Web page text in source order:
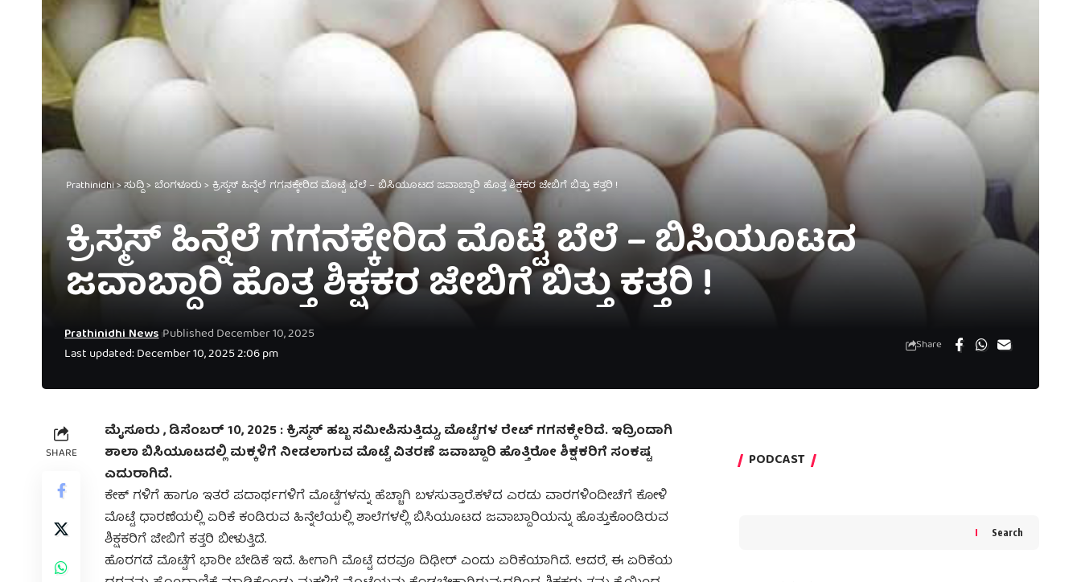
Prathinidhi>ಸುದ್ದಿ>ಬೆಂಗಳೂರು>ಕ್ರಿಸ್ಮಸ್‌ ಹಿನ್ನೆಲೆ ಗಗನಕ್ಕೇರಿದ ಮೊಟ್ಟೆ ಬೆಲೆ – ಬಿಸಿಯೂಟದ ಜವಾಬ್ದಾರಿ ಹೊತ್ತ ಶಿಕ್ಷಕರ ಜೇಬಿಗೆ ಬಿತ್ತು ಕತ್ತರಿ !
ಕ್ರಿಸ್ಮಸ್‌ ಹಿನ್ನೆಲೆ ಗಗನಕ್ಕೇರಿದ ಮೊಟ್ಟೆ ಬೆಲೆ – ಬಿಸಿಯೂಟದ
ಜವಾಬ್ದಾರಿ ಹೊತ್ತ ಶಿಕ್ಷಕರ ಜೇಬಿಗೆ ಬಿತ್ತು ಕತ್ತರಿ !
Last updated: December 10, 2025 2:06 pm
Prathinidhi News Published December 10, 2025 Share
SHARE
ಮೈಸೂರು , ಡಿಸೆಂಬರ್‌ 10, 2025 : ಕ್ರಿಸ್ಮಸ್ ಹಬ್ಬ ಸಮೀಪಿಸುತ್ತಿದ್ದು, ಮೊಟ್ಟೆಗಳ ರೇಟ್ ಗಗನಕ್ಕೇರಿದೆ. ಇದ್ರಿಂದಾಗಿ
ಶಾಲಾ ಬಿಸಿಯೂಟದಲ್ಲಿ ಮಕ್ಕಳಿಗೆ ನೀಡಲಾಗುವ ಮೊಟ್ಟೆ ವಿತರಣೆ ಜವಾಬ್ದಾರಿ ಹೊತ್ತಿರೋ ಶಿಕ್ಷಕರಿಗೆ ಸಂಕಷ್ಟ
ಎದುರಾಗಿದೆ.
ಕೇಕ್ ಗಳಿಗೆ ಹಾಗೂ ಇತರೆ ಪದಾರ್ಥಗಳಿಗೆ ಮೊಟ್ಟೆಗಳನ್ನು ಹೆಚ್ಚಾಗಿ ಬಳಸುತ್ತಾರೆ.ಕಳೆದ ಎರಡು ವಾರಗಳಿಂದೀಚೆಗೆ ಕೋಳಿ
ಮೊಟ್ಟೆ ಧಾರಣೆಯಲ್ಲಿ ಏರಿಕೆ ಕಂಡಿರುವ ಹಿನ್ನೆಲೆಯಲ್ಲಿ ಶಾಲೆಗಳಲ್ಲಿ ಬಿಸಿಯೂಟದ ಜವಾಬ್ದಾರಿಯನ್ನು ಹೊತ್ತುಕೊಂಡಿರುವ
ಶಿಕ್ಷಕರಿಗೆ ಜೇಬಿಗೆ ಕತ್ತರಿ ಬೀಳುತ್ತಿದೆ.
ಹೊರಗಡೆ ಮೊಟ್ಟೆಗೆ ಭಾರೀ ಬೇಡಿಕೆ ಇದೆ. ಹೀಗಾಗಿ ಮೊಟ್ಟೆ ದರವೂ ದಿಢೀ‌ರ್ ಎಂದು ಏರಿಕೆಯಾಗಿದೆ. ಆದರೆ, ಈ ಏರಿಕೆಯ
PODCAST
Search